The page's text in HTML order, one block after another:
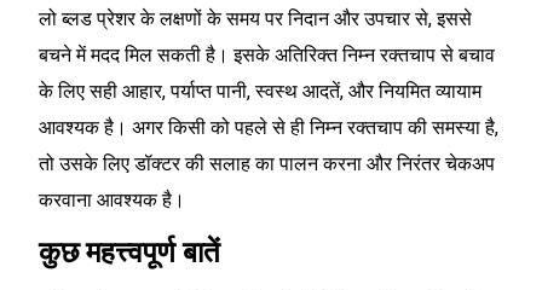
लो ब्लड प्रेशर के लक्षणों के समय पर निदान और उपचार से, इससे
बचने में मदद मिल सकती है। इसके अतिरिक्त निम्न रक्तचाप से बचाव
के लिए सही आहार, पर्याप्त पानी, स्वस्थ आदतें, और नियमित व्यायाम
आवश्यक है। अगर किसी को पहले से ही निम्न रक्तचाप की समस्या है,
तो उसके लिए डॉक्टर की सलाह का पालन करना और निरंतर चेकअप
करवाना आवश्यक है।
कुछ महत्त्वपूर्ण बातें